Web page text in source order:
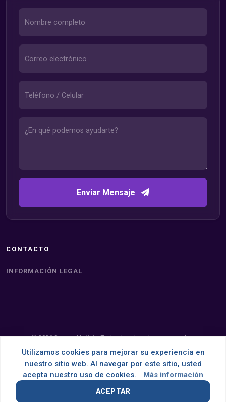
Enviar Mensaje
CONTACTO
INFORMACIÓN LEGAL
© 2026 Somos Noticia. Todos los derechos reservados.
Desarrollado con por OMNES
Utilizamos cookies para mejorar su experiencia en
nuestro sitio web. Al navegar por este sitio, usted
acepta nuestro uso de cookies.
Más información
ACEPTAR